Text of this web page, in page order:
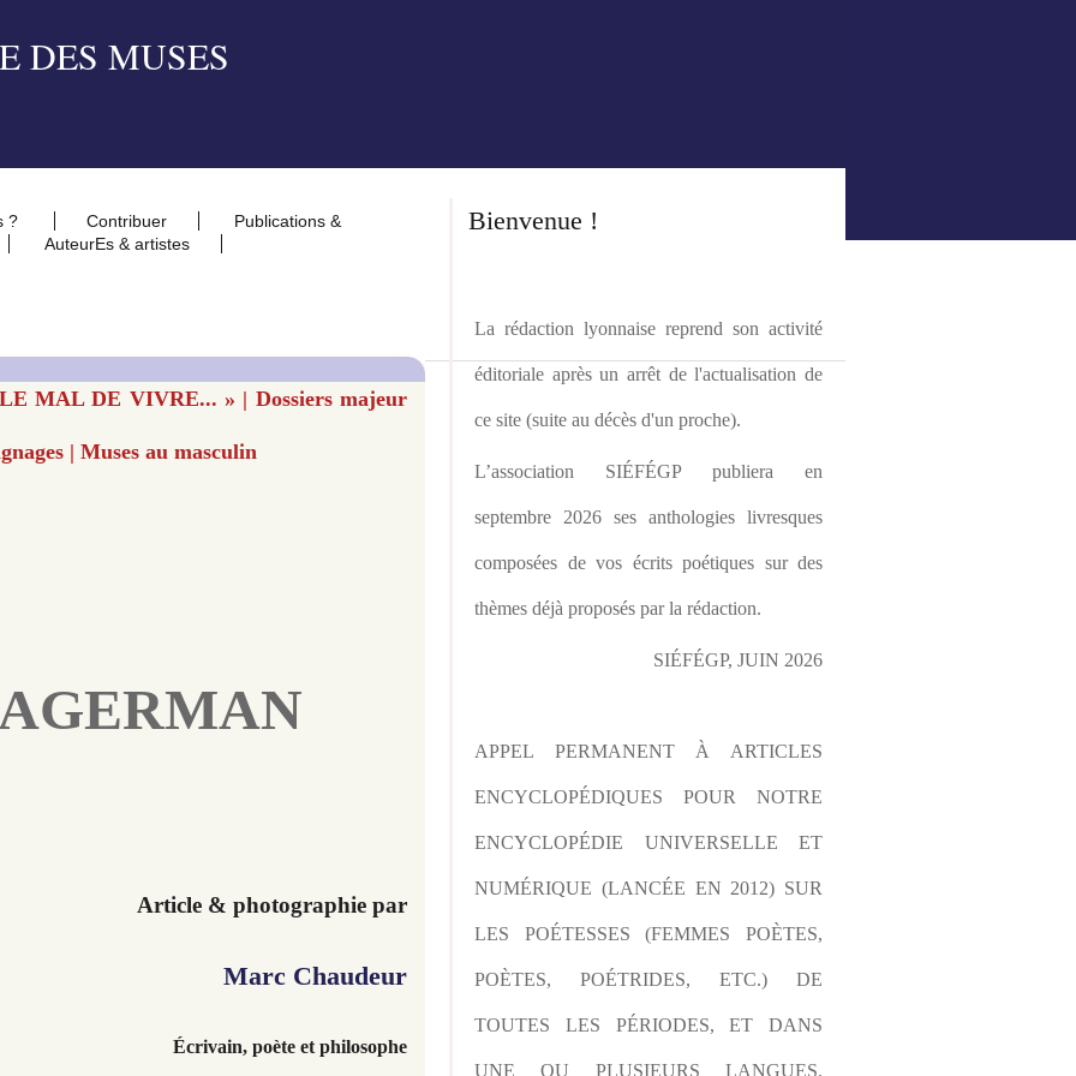
? Contribuer
Publications &
AuteurEs & artistes
MAL DE VIVRE... » | Dossiers majeur
| Muses au masculin
Article & photographie par
Marc Chaudeur
Écrivain, poète et philosophe
Bienvenue !
La rédaction lyonnaise reprend son activité
éditoriale après un arrêt de l'actualisation de
ce site (suite au décès d'un proche).
L’association SIÉFÉGP publiera en
septembre 2026 ses anthologies livresques
composées de vos écrits poétiques sur des
thèmes déjà proposés par la rédaction.
SIÉFÉGP, JUIN 2026
APPEL PERMANENT À ARTICLES
ENCYCLOPÉDIQUES POUR NOTRE
ENCYCLOPÉDIE UNIVERSELLE ET
NUMÉRIQUE (LANCÉE EN 2012) SUR
LES POÉTESSES (FEMMES POÈTES,
POÈTES, POÉTRIDES, ETC.) DE
TOUTES LES PÉRIODES, ET DANS
UNE OU PLUSIEURS LANGUES.